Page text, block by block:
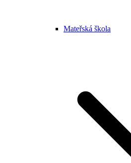
Mateřská škola